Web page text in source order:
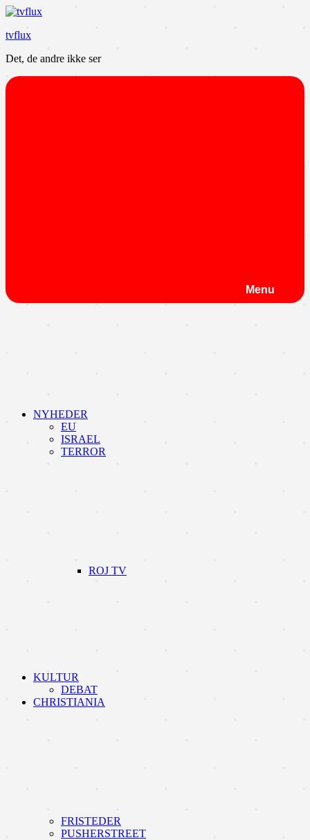
Videre
indhold
tvflux
Det, de andre ikke ser
Menu
NYHEDER
EU
ISRAEL
TERROR
ROJ TV
KULTUR
DEBAT
CHRISTIANIA
FRISTEDER
PUSHERSTREET